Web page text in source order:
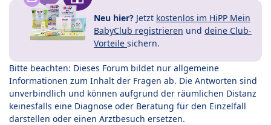
Neu hier? Jetzt kostenlos im HiPP Mein
BabyClub registrieren und deine Club-
Vorteile sichern.
Bitte beachten: Dieses Forum bildet nur allgemeine
Informationen zum Inhalt der Fragen ab. Die Antworten sind
unverbindlich und können aufgrund der räumlichen Distanz
keinesfalls eine Diagnose oder Beratung für den Einzelfall
darstellen oder einen Arztbesuch ersetzen.